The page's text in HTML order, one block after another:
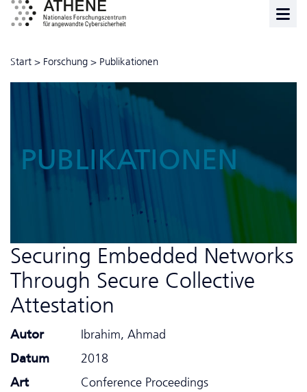
Start > Forschung > Publikationen
PUBLIKATIONEN
Securing Embedded Networks
Through Secure Collective
Attestation
Autor
Ibrahim, Ahmad
Datum
2018
Art
Conference Proceedings